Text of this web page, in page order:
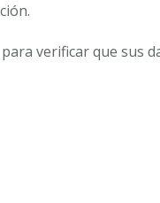
verificar que sus